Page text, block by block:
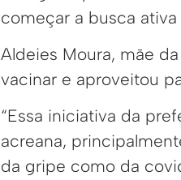
começar a busca
Aldeies Moura, mãe
vacinar e aproveitou
“Essa iniciativa da
acreana,
da gripe como da